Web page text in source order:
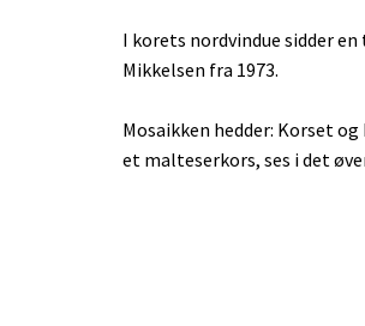
I korets nordvindue sidder
Mikkelsen fra 1973.
Mosaikken hedder: Korset
et malteserkors, ses i det